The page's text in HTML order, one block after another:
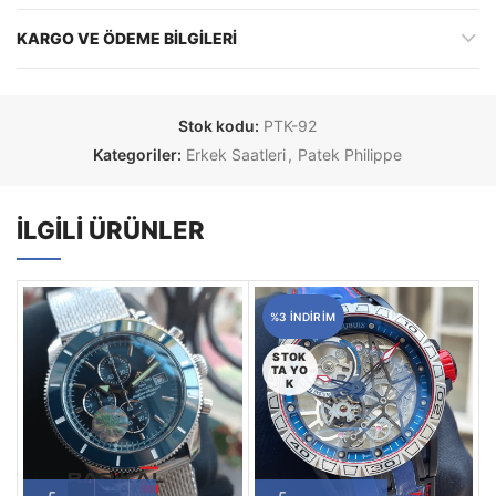
KARGO VE ÖDEME BILGILERI
Stok kodu: PTK-92
Kategoriler: Erkek Saatleri, Patek Philippe
İLGILI ÜRÜNLER
%3 INDIRIM
STOK
TA YO
K